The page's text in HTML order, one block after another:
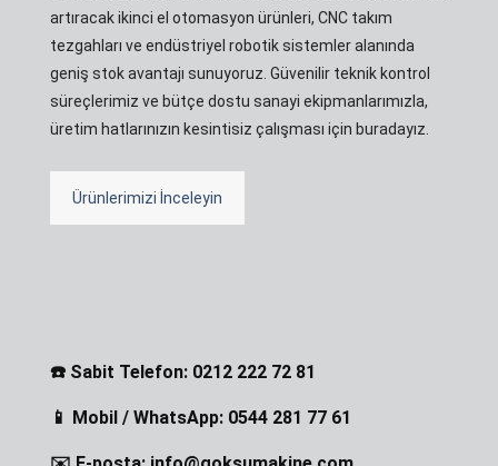
artıracak ikinci el otomasyon ürünleri, CNC takım
tezgahları ve endüstriyel robotik sistemler alanında
geniş stok avantajı sunuyoruz. Güvenilir teknik kontrol
süreçlerimiz ve bütçe dostu sanayi ekipmanlarımızla,
üretim hatlarınızın kesintisiz çalışması için buradayız.
Ürünlerimizi İnceleyin
☎️ Sabit Telefon: 0212 222 72 81
📱 Mobil / WhatsApp: 0544 281 77 61